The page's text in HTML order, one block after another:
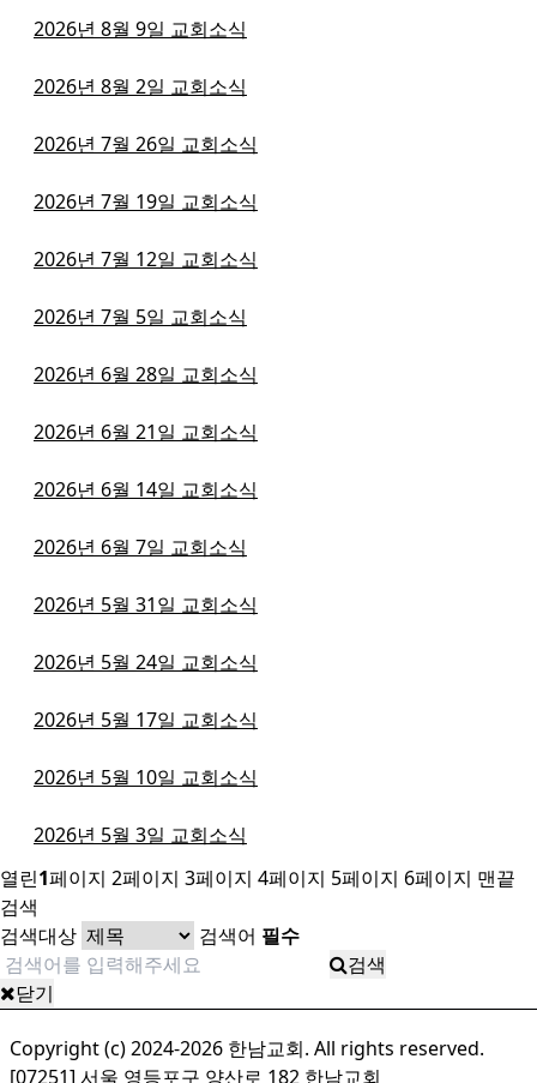
2026년 8월 9일 교회소식
2026년 8월 2일 교회소식
2026년 7월 26일 교회소식
2026년 7월 19일 교회소식
2026년 7월 12일 교회소식
2026년 7월 5일 교회소식
2026년 6월 28일 교회소식
2026년 6월 21일 교회소식
2026년 6월 14일 교회소식
2026년 6월 7일 교회소식
2026년 5월 31일 교회소식
2026년 5월 24일 교회소식
2026년 5월 17일 교회소식
2026년 5월 10일 교회소식
2026년 5월 3일 교회소식
열린1페이지 2페이지 3페이지 4페이지 5페이지 6페이지 맨끝
검색
검색대상
검색어 필수
검색
닫기
Copyright (c) 2024-2026 한남교회. All rights reserved.
[07251] 서울 영등포구 양산로 182 한남교회